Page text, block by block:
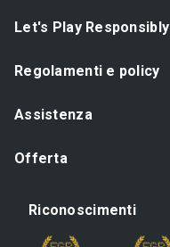
Let's Play Responsibly
Regolamenti e policy
Assistenza
Offerta
Riconoscimenti